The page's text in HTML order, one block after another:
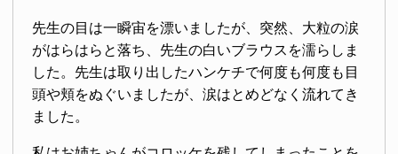
先生の目は一瞬宙を漂いましたが、突然、大粒の涙
がはらはらと落ち、先生の白いブラウスを濡らしま
した。先生は取り出したハンケチで何度も何度も目
頭や頬をぬぐいましたが、涙はとめどなく流れてき
ました。